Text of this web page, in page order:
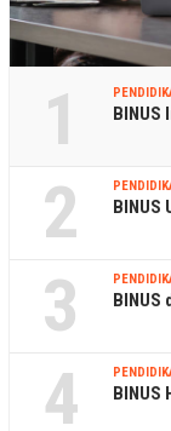
1 BINUS
2 BINUS
3 BINUS
4 BINUS